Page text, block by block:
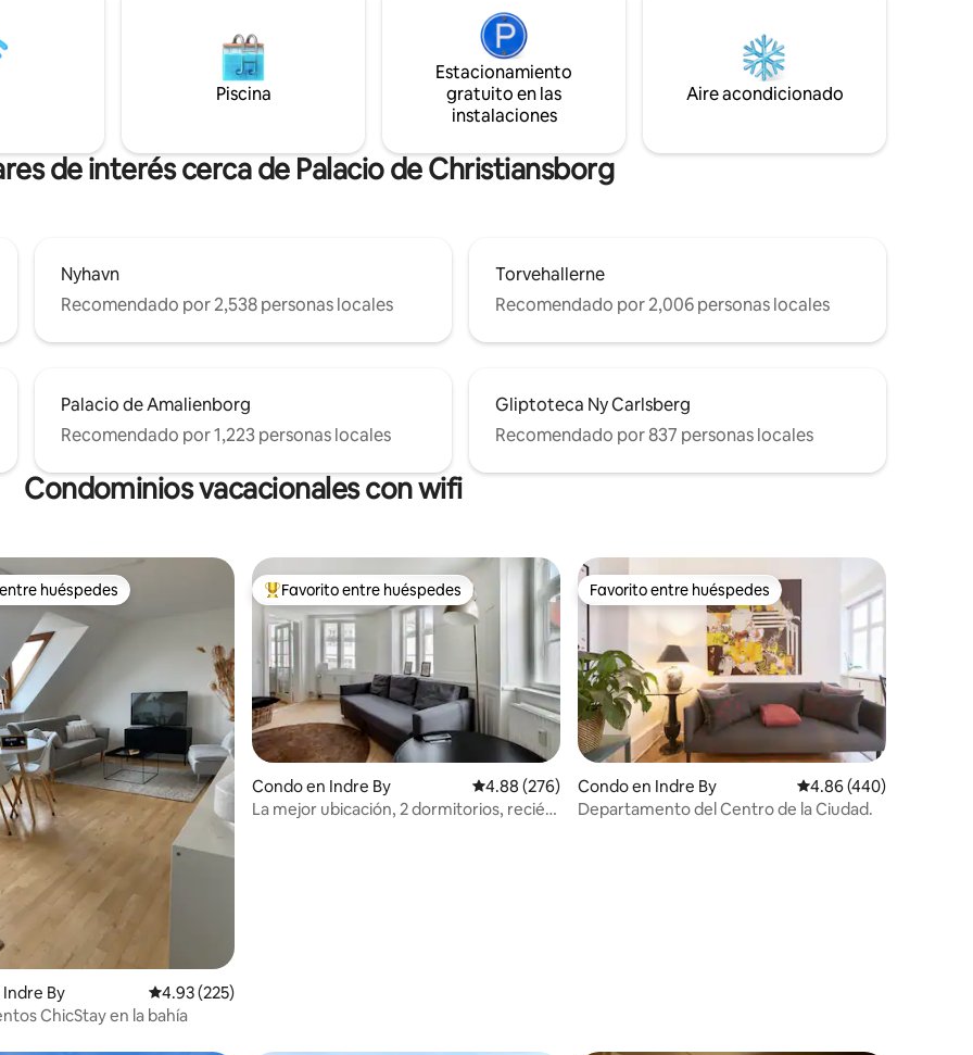
la ciudad y los lugares
relájate con un largo baño
de este elegante
ubicado en un edificio
transporte público, a la tienda de
comestibles, al centro de la ciudad, a los
restaurantes y a los lugares de interés
cultural. Hay servicios opcionales
disponibles a pedido, como traslados al
aeropuerto y transporte con chófer
con vistas. Calefacción central, la
temperatura siempre es agradable. ¡El
baño/aseo es pequeño! La casa flotante
tiene apartamentos separados en cada
barco.
Piscina
Estacionamiento
gratuito en las
instalaciones
Aire acondicionado
de interés cerca de Palacio de Christiansborg
Nyhavn
Recomendado por 2,538 personas locales
Torvehallerne
Recomendado por 2,006 personas locales
Palacio de Amalienborg
Recomendado por 1,223 personas locales
Gliptoteca Ny Carlsberg
Recomendado por 837 personas locales
Condominios vacacionales con wifi
de 5, 135 reseñas
huéspedes
huéspedes
By Calificación promedio: 4.93 de 5, 225 reseñas
4.93 (225)
ChicStay en la bahía
Favorito entre huéspedes preferido
Favorito entre huéspedes
Condo en Indre By Calificación promedio: 4.88 de 5, 276 reseñas
4.88 (276)
La mejor ubicación, 2 dormitorios, recién
Favorito entre huéspedes
Favorito entre huéspedes
Condo en Indre By Calificación promedio:
4.86 (440)
Departamento del Centro de la Ciudad.